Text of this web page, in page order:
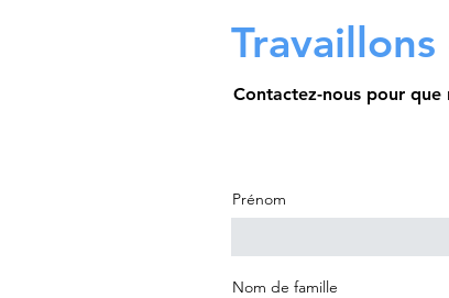
Contactez-nous pour que
Prénom
Nom de famille